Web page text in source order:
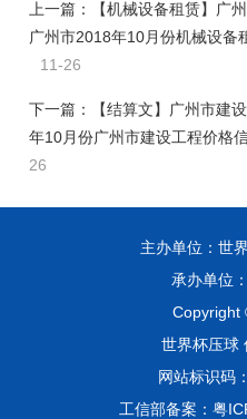
上一篇：
【机械设备租赁】广
广州市2018年10月份机械设备
11-26
下一篇：
【结算文】广州市建
年10月份广州市建设工程价格
26
主办单位：世
承办单位
Copyright
世界杯压球
网站标识码
工信部备案：粤